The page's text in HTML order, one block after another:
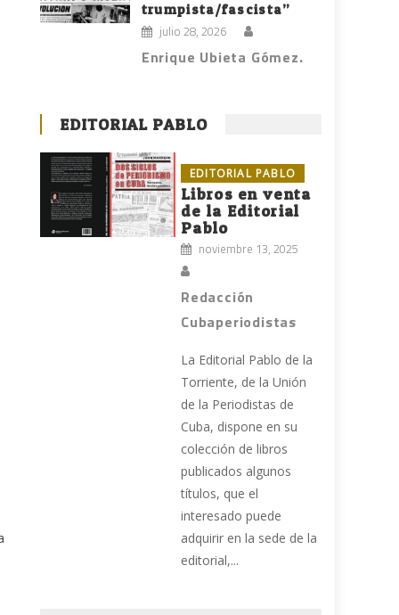
trumpista/fascista”
julio 28, 2026
Enrique Ubieta Gómez.
EDITORIAL PABLO
EDITORIAL PABLO
Libros en venta
de la Editorial
Pablo
noviembre 13, 2025
Redacción
Cubaperiodistas
La Editorial Pablo de la
Torriente, de la Unión
de la Periodistas de
Cuba, dispone en su
colección de libros
publicados algunos
títulos, que el
interesado puede
adquirir en la sede de la
editorial,...